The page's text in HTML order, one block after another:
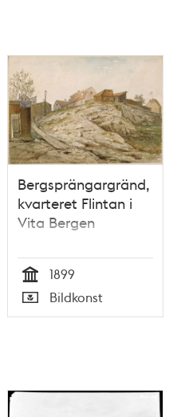
Bergsprängargränd,
kvarteret Flintan i
Vita Bergen
Tid
1899
Typ
Bildkonst